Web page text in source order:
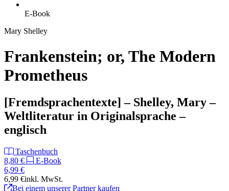
E-Book
Mary Shelley
Frankenstein; or, The Modern
Prometheus
[Fremdsprachentexte] – Shelley, Mary –
Weltliteratur in Originalsprache –
englisch
Taschenbuch
8,80 €
E-Book
6,99 €
6,99 €inkl. MwSt.
Bei einem unserer Partner kaufen